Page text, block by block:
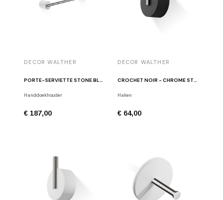
DECOR WALTHER
Handdoekhouder
€ 187,00
DECOR WALTHER
Haken
€ 64,00